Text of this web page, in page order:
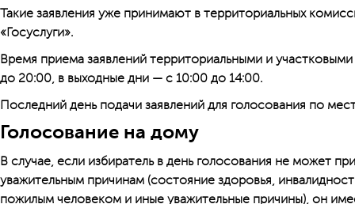
Такие заявления уже принимают в территориальных
«Госуслуги».
Время приема заявлений территориальными и
до 20:00, в выходные дни — с 10:00 до 14:00.
Последний день подачи заявлений для голосования по
Голосование на дому
В случае, если избиратель в день голосования не может
уважительным причинам (состояние здоровья,
пожилым человеком и иные уважительные причины), он